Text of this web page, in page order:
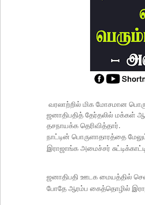
வரலாற்றில் மிக மோசமான
ஜனாதிபதித் தேர்தலில் மக்கள்
தசநாயக்க தெரிவித்தார்.
நாட்டின் பொருளாதாரத்தை
இராஜாங்க அமைச்சர்
ஜனாதிபதி ஊடக மையத்தில்
போதே ஆரம்ப கைத்தொழில்